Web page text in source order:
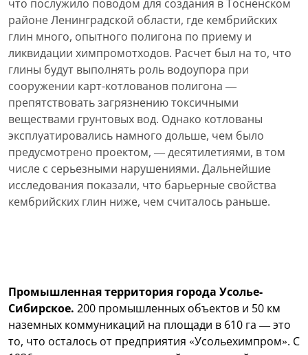
что послужило поводом для создания в Тосненском
районе Ленинградской области, где кембрийских
глин много, опытного полигона по приему и
ликвидации химпромотходов. Расчет был на то, что
глины будут выполнять роль водоупора при
сооружении карт-котлованов полигона —
препятствовать загрязнению токсичными
веществами грунтовых вод. Однако котлованы
эксплуатировались намного дольше, чем было
предусмотрено проектом, — десятилетиями, в том
числе с серьезными нарушениями. Дальнейшие
исследования показали, что барьерные свойства
кембрийских глин ниже, чем считалось раньше.
Промышленная территория города Усолье-
Сибирское. 200 промышленных объектов и 50 км
наземных коммуникаций на площади в 610 га — это
то, что осталось от предприятия «Усольехимпром». С